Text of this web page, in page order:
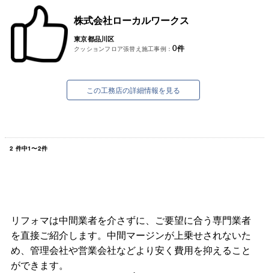
株式会社ローカルワークス
東京都品川区
クッションフロア張替え施工事例： 0件
この工務店の詳細情報を見る
2 件中1〜2件
リフォマは中間業者を介さずに、ご要望に合う専門業者
を直接ご紹介します。中間マージンが上乗せされないた
め、管理会社や営業会社などより安く費用を抑えること
ができます。